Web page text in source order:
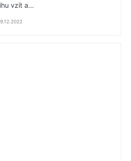
vzít a…